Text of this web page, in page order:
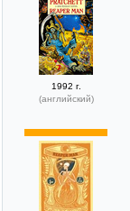
1992 г.
(английский)